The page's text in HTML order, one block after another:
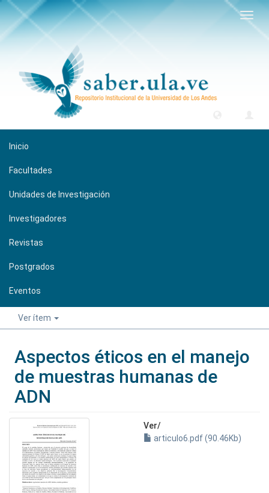
Inicio
Facultades
Unidades de Investigación
Investigadores
Revistas
Postgrados
Eventos
Ver ítem
Aspectos éticos en el manejo
de muestras humanas de
ADN
Ver/
articulo6.pdf (90.46Kb)